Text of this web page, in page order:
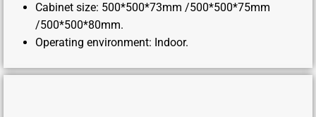
Cabinet size: 500*500*73mm /500*500*75mm
/500*500*80mm.
Operating environment: Indoor.